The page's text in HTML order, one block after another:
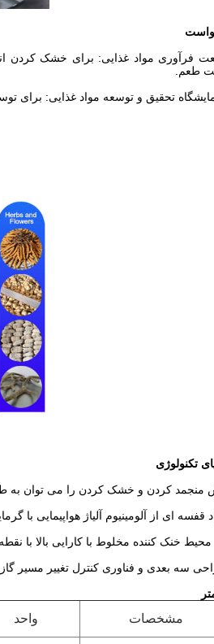
فرآوری مواد غذایی: برای خشک کردن
طعم.
تحقیق و توسعه مواد غذایی: برای
تکنولوژی
منجمد کردن و خشک کردن را می توان به
قفسه ای از آلومینیوم آلیاژ هواپیمایی با
محیط خنک کننده مخلوط با کارایی بالا با
سه بعدی و فناوری کنترل تغییر مسیر
مشخصات واحد